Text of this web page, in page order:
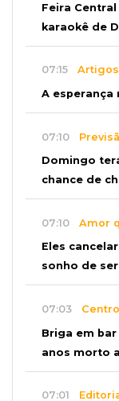
Feira
karaokê de
07:15 Artigos
A esperança
07:10
Domingo
chance de
07:10 Amor
Eles
sonho de
07:03 Centro
Briga em
anos morto
07:01